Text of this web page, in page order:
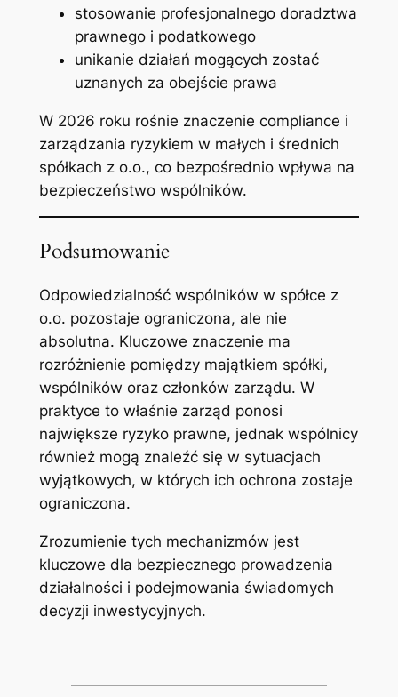
stosowanie profesjonalnego doradztwa
prawnego i podatkowego
unikanie działań mogących zostać
uznanych za obejście prawa
W 2026 roku rośnie znaczenie compliance i
zarządzania ryzykiem w małych i średnich
spółkach z o.o., co bezpośrednio wpływa na
bezpieczeństwo wspólników.
Podsumowanie
Odpowiedzialność wspólników w spółce z
o.o. pozostaje ograniczona, ale nie
absolutna. Kluczowe znaczenie ma
rozróżnienie pomiędzy majątkiem spółki,
wspólników oraz członków zarządu. W
praktyce to właśnie zarząd ponosi
największe ryzyko prawne, jednak wspólnicy
również mogą znaleźć się w sytuacjach
wyjątkowych, w których ich ochrona zostaje
ograniczona.
Zrozumienie tych mechanizmów jest
kluczowe dla bezpiecznego prowadzenia
działalności i podejmowania świadomych
decyzji inwestycyjnych.